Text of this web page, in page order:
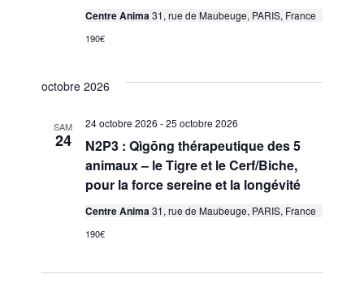
Centre Anima31, rue de Maubeuge, PARIS, France
190€
octobre 2026
SAM
24
N2P3 : Qìgōng thérapeutique des 5
animaux – le Tigre et le Cerf/Biche,
pour la force sereine et la longévité
24 octobre 2026 -25 octobre 2026
Centre Anima31, rue de Maubeuge, PARIS, France
190€